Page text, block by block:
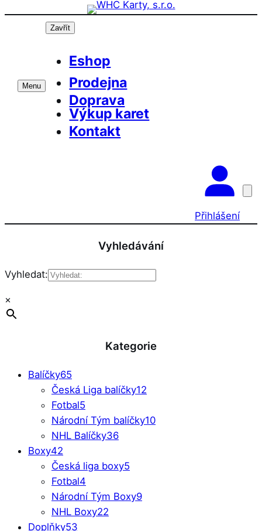
Přeskočit
Menu
Zavřít
Eshop
Prodejna
Doprava
Výkup karet
Kontakt
Přihlášení
Vyhledávání
Vyhledat:
×
Kategorie
Balíčky65
Česká Liga balíčky12
Fotbal5
Národní Tým balíčky10
NHL Balíčky36
Boxy42
Česká liga boxy5
Fotbal4
Národní Tým Boxy9
NHL Boxy22
Doplňky53